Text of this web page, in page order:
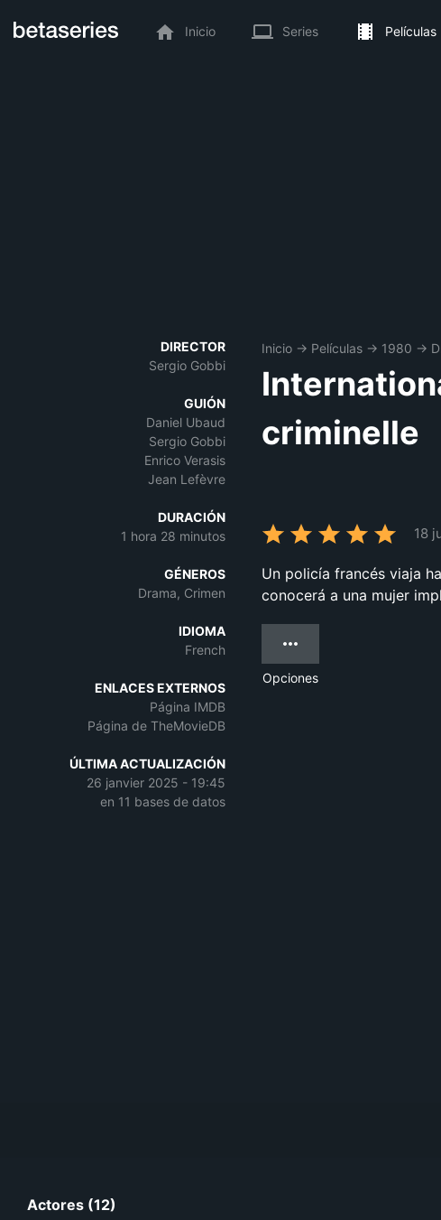
Inicio Series Películas
DIRECTOR
Sergio Gobbi
GUIÓN
Daniel Ubaud
Sergio Gobbi
Enrico Verasis
Jean Lefèvre
DURACIÓN
1 hora 28 minutos
GÉNEROS
Drama, Crimen
IDIOMA
French
ENLACES EXTERNOS
Página IMDB
Página de TheMovieDB
ÚLTIMA ACTUALIZACIÓN
26 janvier 2025 - 19:45
en 11 bases de datos
Inicio → Películas → 1980 →
criminelle
18
Un policía francés viaja
conocerá a una mujer
Opciones
Actores (12)